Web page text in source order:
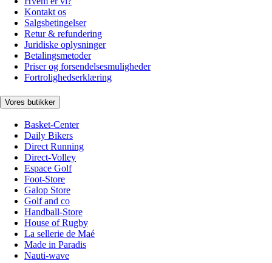
Kontakt os
Salgsbetingelser
Retur & refundering
Juridiske oplysninger
Betalingsmetoder
Priser og forsendelsesmuligheder
Fortrolighedserklæring
Vores butikker
Basket-Center
Daily Bikers
Direct Running
Direct-Volley
Espace Golf
Foot-Store
Galop Store
Golf and co
Handball-Store
House of Rugby
La sellerie de Maé
Made in Paradis
Nauti-wave